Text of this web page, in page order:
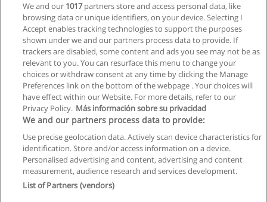
Allgemeinen geschäftsbedingungen
Datenschutzpolitik
We and our 1017partners store and access personal data, like
browsing data or unique identifiers, on your device. Selecting I
Accept enables tracking technologies to support the purposes
shown under we and our partners process data to provide. If
trackers are disabled, some content and ads you see may not be as
relevant to you. You can resurface this menu to change your
choices or withdraw consent at any time by clicking the Manage
Preferences link on the bottom of the webpage . Your choices will
have effect within our Website. For more details, refer to our
Privacy Policy. Más información sobre su privacidad
We and our partners process data to provide:
Use precise geolocation data. Actively scan device characteristics for
identification. Store and/or access information on a device.
Personalised advertising and content, advertising and content
measurement, audience research and services development.
List of Partners (vendors)